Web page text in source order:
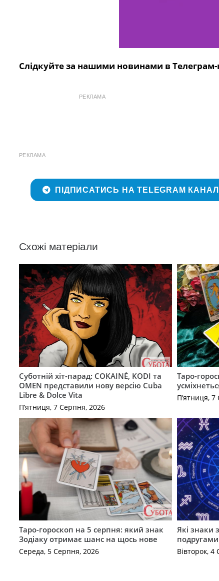
Слідкуйте за нашими новинами в Телеграм-
РЕКЛАМА
РЕКЛАМА
ПІДПИСАТИСЬ НА TELEGRAM КАНАЛ
Схожі матеріали
Суботній хіт-парад: COKAINÉ, KODI та
OMEN представили нову версію Cuba
Libre & Dolce Vita
П’ятниця, 7 Серпня, 2026
Таро-
П’ятниця,
Таро-гороскоп на 5 серпня: який знак
Зодіаку отримає шанс на щось нове
Середа, 5 Серпня, 2026
Які знаки
Вівторок,